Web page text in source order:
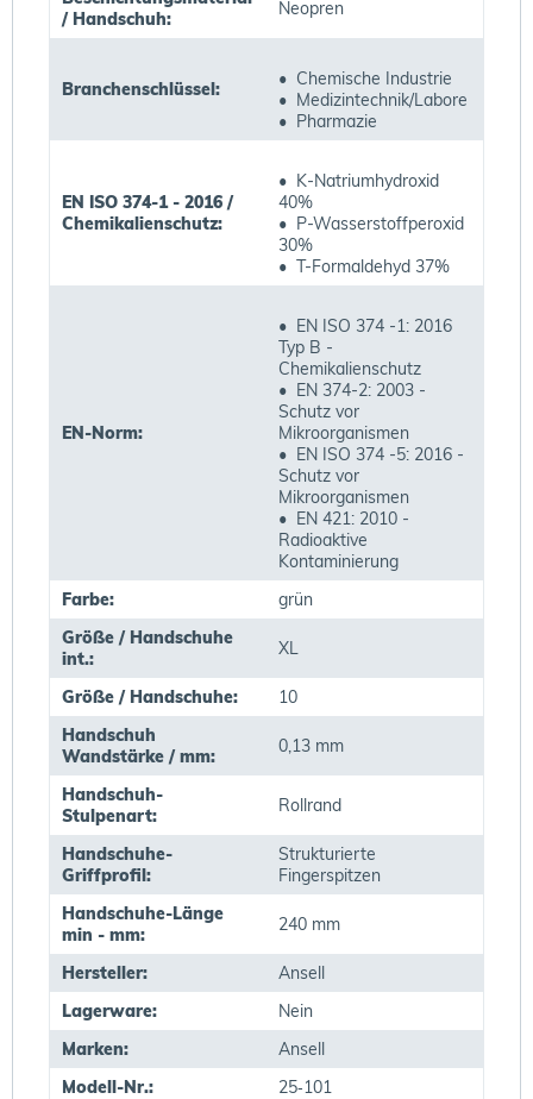
/ Handschuh:
Neopren
Branchenschlüssel:
• Chemische Industrie
• Medizintechnik/Labore
• Pharmazie
EN ISO 374-1 - 2016 /
Chemikalienschutz:
• K-Natriumhydroxid
40%
• P-Wasserstoffperoxid
30%
• T-Formaldehyd 37%
EN-Norm:
• EN ISO 374 -1: 2016
Typ B -
Chemikalienschutz
• EN 374-2: 2003 -
Schutz vor
Mikroorganismen
• EN ISO 374 -5: 2016 -
Schutz vor
Mikroorganismen
• EN 421: 2010 -
Radioaktive
Kontaminierung
Farbe:
grün
Größe / Handschuhe
int.:
XL
Größe / Handschuhe:
10
Handschuh
Wandstärke / mm:
0,13 mm
Handschuh-
Stulpenart:
Rollrand
Handschuhe-
Griffprofil:
Strukturierte
Fingerspitzen
Handschuhe-Länge
min - mm:
240 mm
Hersteller:
Ansell
Lagerware:
Nein
Marken:
Ansell
Modell-Nr.:
25‐101